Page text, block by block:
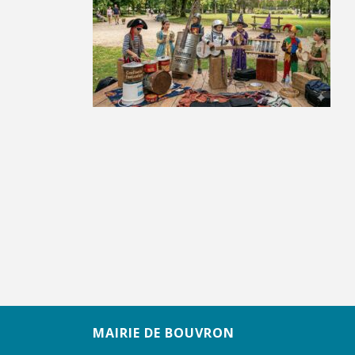
MAIRIE DE BOUVRON